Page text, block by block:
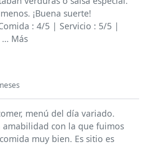
¡Buena suerte!
: 4/5 | Servicio : 5/5 |
… Más
menú del día variado.
amabilidad con la que fuimos
muy bien. Es sitio es